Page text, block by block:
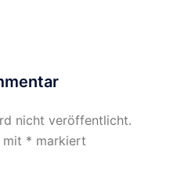
nicht veröffentlicht.
mit * markiert